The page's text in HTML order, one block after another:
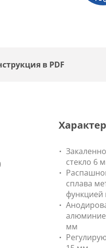
в PDF
стекло 6
сплава
мм